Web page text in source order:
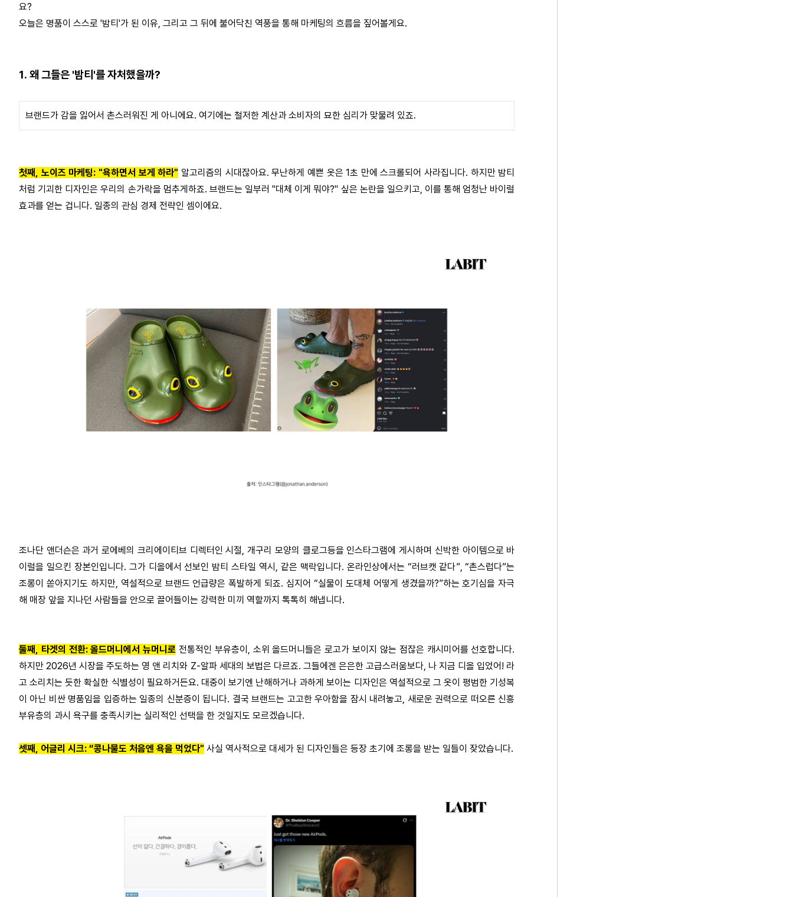
요?
오늘은 명품이 스스로 '밤티'가 된 이유 그리고 그 뒤에 불어닥친 역풍을 통해 마케팅의 흐름을 짚어볼게요.
1. 왜 그들은 '밤티 '를 자처했을까?
브랜드가 감을 잃어서 촌스러워진 게 아니에요. 여기에는 철저한 계산과 소비자의 묘한 심리가 맞물려 있죠.
첫째 노이즈 마케팅: "욕하면서 보게 하라" 알고리즘의 시대잖아요.무난하게 예쁜 옷은 1초 만에 스크롤되어 사라집니다. 하지만 밤티
처럼 기괴한 디자인은 우리의 손가락을 멈추게하죠. 브랜드는 일부러 "대체 이게 뭐야?" 싶은 논란을 일으키고 이를 통해 엄청난 바이럴
효과를 얻는 겁니다. 일종의 관심 경제 전략인 셈이에요.
조나단 앤더슨은 과거 로에베의 크리에이티브 디렉터인 시절,개구리 모양의 클로그등을 인스타그램에 게시하며 신박한 아이템으로 바
이럴을 일으킨 장본인입니다. 그가 디올에서 선보인 밤티 스타일 역시 , 같은 맥락입니다. 온라인상에서는 “러브캣 같다”, “촌스럽다”는
조롱이 쏟아지기도 하지만, 역설적으로 브랜드 언급량은 폭발하게 되죠. 심지어 “실물이 도대체 어떻게 생겼을까?”하는 호기심을 자극
해 매장 앞을 지나던 사람들을 안으로 끌어들이는 강력한 미끼 역할까지 톡톡히 해냅니다.
둘째 , 타겟의 전환:올드머니에서 뉴머니로 전통적인 부유층이 , 소위 올드머니들은 로고가 보이지 않는 점잖은 캐시미어를 선호합니다.
하지만 2026년 시장을 주도하는 영 앤 리치와 Z-알파 세대의 보법은 다르죠. 그들에겐 은은한 고급스러움보다, 나 지금 디올 입었어 ! 라
고 소리치는 듯한 확실한 식별성이 필요하거든요. 대중이 보기엔 난해하거나 과하게 보이는 디자인은 역설적으로 그 옷이 평범한 기성복
이 아닌 비싼 명품임을 입증하는 일종의 신분증이 됩니다. 결국 브랜드는 고고한 우아함을 잠시 내려놓고, 새로운 권력으로 떠오른 신흥
부유층의 과시 욕구를 충족시키는 실리적인 선택을 한 것일지도 모르겠습니다.
셋째 , 어글리 시크: “콩나물도 처음엔 욕을 먹었다" 사실 역사적으로 대세가 된 디자인들은 등장 초기에 조롱을 받는 일들이 잦았습니다.